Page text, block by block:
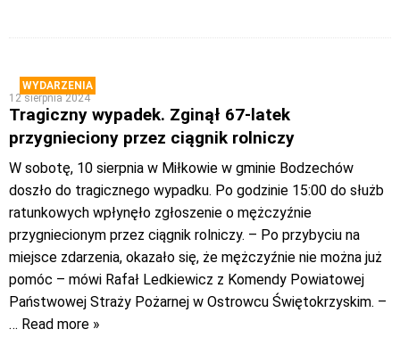
WYDARZENIA
12 sierpnia 2024
Tragiczny wypadek. Zginął 67-latek
przygnieciony przez ciągnik rolniczy
W sobotę, 10 sierpnia w Miłkowie w gminie Bodzechów
doszło do tragicznego wypadku. Po godzinie 15:00 do służb
ratunkowych wpłynęło zgłoszenie o mężczyźnie
przygniecionym przez ciągnik rolniczy. – Po przybyciu na
miejsce zdarzenia, okazało się, że mężczyźnie nie można już
pomóc – mówi Rafał Ledkiewicz z Komendy Powiatowej
Państwowej Straży Pożarnej w Ostrowcu Świętokrzyskim. –
… Read more »